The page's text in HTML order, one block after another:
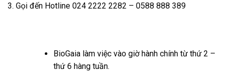
3. Gọi đến Hotline 024 2222 2282 – 0588 888 389
BioGaia làm việc vào giờ hành chính từ thứ 2 –
thứ 6 hàng tuần.